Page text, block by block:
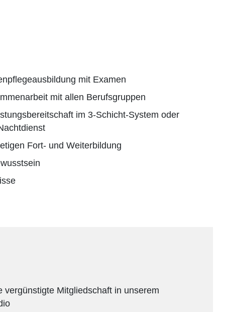
mit Examen
mit allen Berufsgruppen
im 3-Schicht-System oder
Fort- und Weiterbildung
vergünstigte Mitgliedschaft in unserem